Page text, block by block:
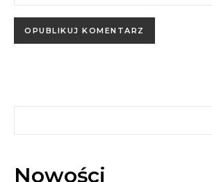
Nowości